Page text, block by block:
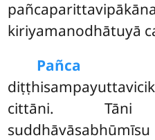
kiriyamanodhātuyā
cittāni.